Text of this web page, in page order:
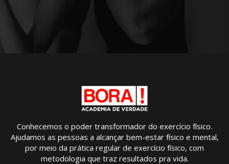
Conhecemos o poder transformador do exercício físico.
Ajudamos as pessoas a alcançar bem-estar físico e mental,
por meio da prática regular de exercício físico, com
metodologia que traz resultados pra vida.